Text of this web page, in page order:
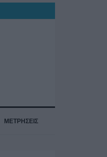
ΜΕΤΡΗΣΕΙΣ